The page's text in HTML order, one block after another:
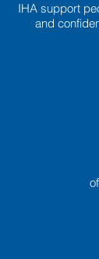
IHA support
and